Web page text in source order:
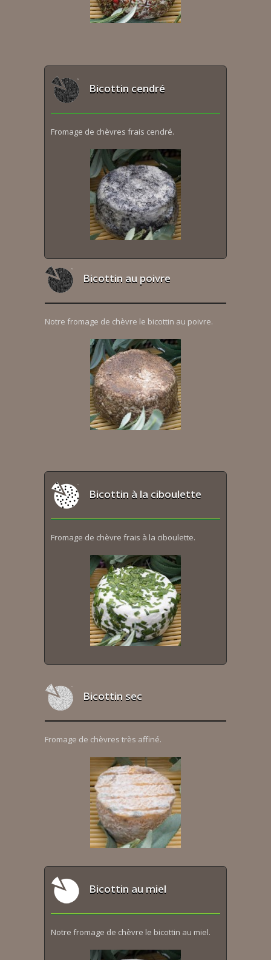
Bicottin cendré
Fromage de chèvres frais cendré.
Bicottin au poivre
Notre fromage de chèvre le bicottin au poivre.
Bicottin à la ciboulette
Fromage de chèvre frais à la ciboulette.
Bicottin sec
Fromage de chèvres très affiné.
Bicottin au miel
Notre fromage de chèvre le bicottin au miel.